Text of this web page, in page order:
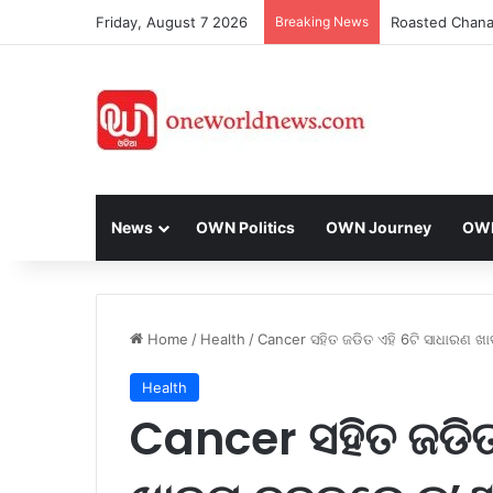
Friday, August 7 2026 Breaking News Weekend
News OWN Politics OWN Journey
Home / Health /Cancer ସହିତ ଜଡିତ ଏହି 6ଟି ସାଧାରଣ
Health
Cancer ସହିତ